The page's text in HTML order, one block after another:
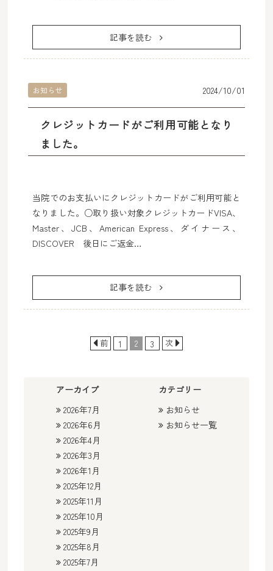
記事を読む
クレジットカードがご利用可能となり
ました。
お知らせ 2024/10/01
当院でのお支払いにクレジットカードがご利用可能と
なりました。○取り扱い対象クレジットカードVISA、
Master、JCB、American Express、ダイナース、
DISCOVER 後日にご返金…
記事を読む
前 1 2 3 次
アーカイブ
2026年7月
2026年6月
2026年4月
2026年3月
2026年1月
2025年12月
2025年11月
2025年10月
2025年9月
2025年8月
2025年7月
カテゴリー
お知らせ
お知らせ一覧